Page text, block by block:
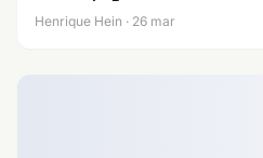
Henrique Hein · 26 mar